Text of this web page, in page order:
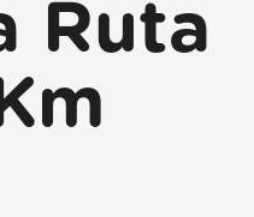
Ruta